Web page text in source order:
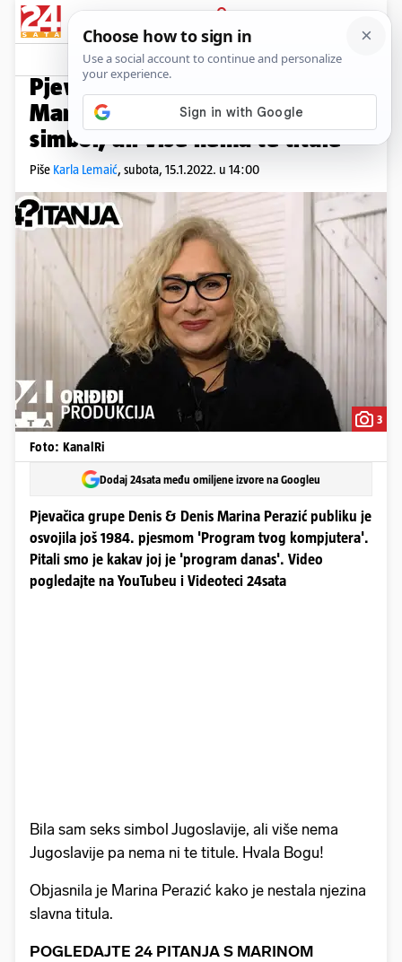
PRIJAVA
Video Komentari
24 PITANJA
Pjevačica grupe Denis & Denis
Marina Perazić: 'Bila sam seks
simbol, ali više nema te titule'
Piše Karla Lemaić, subota, 15.1.2022. u 14:00
3
Foto: KanalRi
Dodaj 24sata među omiljene izvore na Googleu
Pjevačica grupe Denis & Denis Marina Perazić publiku je
osvojila još 1984. pjesmom 'Program tvog kompjutera'.
Pitali smo je kakav joj je 'program danas'. Video
pogledajte na YouTubeu i Videoteci 24sata
Bila sam seks simbol Jugoslavije, ali više nema
Jugoslavije pa nema ni te titule. Hvala Bogu!
Objasnila je Marina Perazić kako je nestala njezina
slavna titula.
POGLEDAJTE 24 PITANJA S MARINOM